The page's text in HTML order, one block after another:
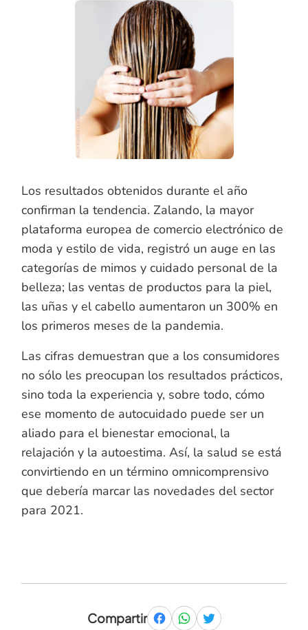
Los resultados obtenidos durante el año
confirman la tendencia. Zalando, la mayor
plataforma europea de comercio electrónico de
moda y estilo de vida, registró un auge en las
categorías de mimos y cuidado personal de la
belleza; las ventas de productos para la piel,
las uñas y el cabello aumentaron un 300% en
los primeros meses de la pandemia.
Las cifras demuestran que a los consumidores
no sólo les preocupan los resultados prácticos,
sino toda la experiencia y, sobre todo, cómo
ese momento de autocuidado puede ser un
aliado para el bienestar emocional, la
relajación y la autoestima. Así, la salud se está
convirtiendo en un término omnicomprensivo
que debería marcar las novedades del sector
para 2021.
Compartir